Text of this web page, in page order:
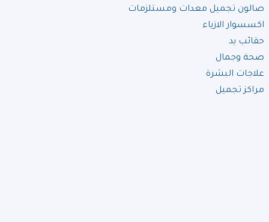
صالون تجميل معدات ومستلزمات
اكسسوار الازياء
حقائب يد
صحة وجمال
علاجات البشرة
مراكز تجميل